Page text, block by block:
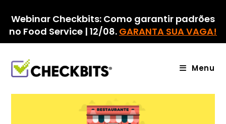
para
conteúdo
Webinar Checkbits: Como garantir padrões
no Food Service | 12/08. GARANTA SUA VAGA!
Menu